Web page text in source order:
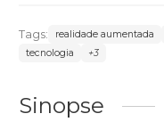
Tags: realidade aumentada
tecnologia
+3
Sinopse